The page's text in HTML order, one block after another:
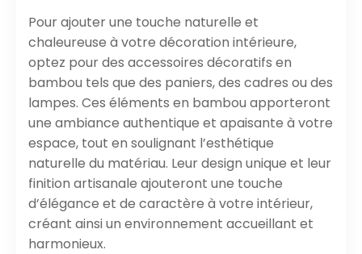
Pour ajouter une touche naturelle et
chaleureuse à votre décoration intérieure,
optez pour des accessoires décoratifs en
bambou tels que des paniers, des cadres ou des
lampes. Ces éléments en bambou apporteront
une ambiance authentique et apaisante à votre
espace, tout en soulignant l’esthétique
naturelle du matériau. Leur design unique et leur
finition artisanale ajouteront une touche
d’élégance et de caractère à votre intérieur,
créant ainsi un environnement accueillant et
harmonieux.